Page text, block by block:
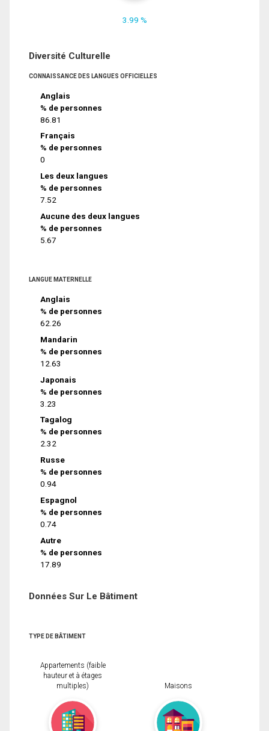
3.99 %
Diversité Culturelle
CONNAISSANCE DES LANGUES OFFICIELLES
Anglais
% de personnes
86.81
Français
% de personnes
0
Les deux langues
% de personnes
7.52
Aucune des deux langues
% de personnes
5.67
LANGUE MATERNELLE
Anglais
% de personnes
62.26
Mandarin
% de personnes
12.63
Japonais
% de personnes
3.23
Tagalog
% de personnes
2.32
Russe
% de personnes
0.94
Espagnol
% de personnes
0.74
Autre
% de personnes
17.89
Données Sur Le Bâtiment
TYPE DE BÂTIMENT
Appartements (faible
hauteur et à étages
multiples)
Maisons